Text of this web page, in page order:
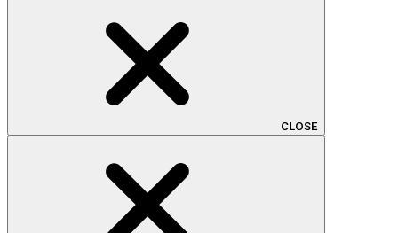
CLOSE